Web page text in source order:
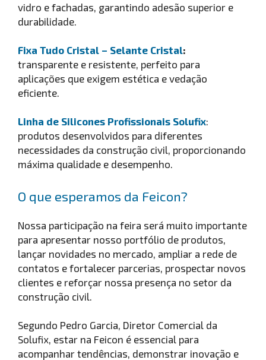
vidro e fachadas, garantindo adesão superior e
durabilidade.
Fixa Tudo Cristal – Selante Cristal:
transparente e resistente, perfeito para
aplicações que exigem estética e vedação
eficiente.
Linha de Silicones Profissionais Solufix:
produtos desenvolvidos para diferentes
necessidades da construção civil, proporcionando
máxima qualidade e desempenho.
O que esperamos da Feicon?
Nossa participação na feira será muito importante
para apresentar nosso portfólio de produtos,
lançar novidades no mercado, ampliar a rede de
contatos e fortalecer parcerias, prospectar novos
clientes e reforçar nossa presença no setor da
construção civil.
Segundo Pedro Garcia, Diretor Comercial da
Solufix, estar na Feicon é essencial para
acompanhar tendências, demonstrar inovação e